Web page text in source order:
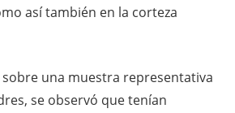
así también en la corteza
una muestra representativa
se observó que tenían